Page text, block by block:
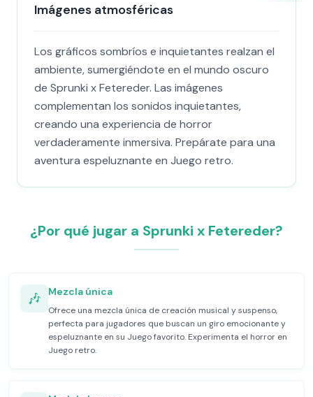
Imágenes atmosféricas
Los gráficos sombríos e inquietantes realzan el
ambiente, sumergiéndote en el mundo oscuro
de Sprunki x Fetereder. Las imágenes
complementan los sonidos inquietantes,
creando una experiencia de horror
verdaderamente inmersiva. Prepárate para una
aventura espeluznante en Juego retro.
¿Por qué jugar a Sprunki x Fetereder?
🎶 Mezcla única
Ofrece una mezcla única de creación musical y suspenso,
perfecta para jugadores que buscan un giro emocionante y
espeluznante en su Juego favorito. Experimenta el horror en
Juego retro.